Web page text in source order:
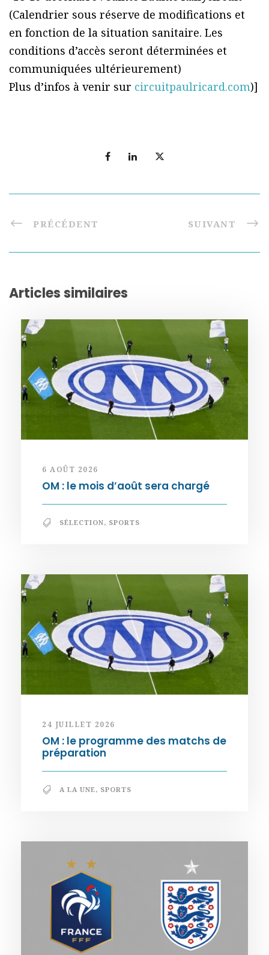
(Calendrier sous réserve de modifications et
en fonction de la situation sanitaire. Les
conditions d’accès seront déterminées et
communiquées ultérieurement)
Plus d’infos à venir sur circuitpaulricard.com)]
PRÉCÉDENT SUIVANT
Articles similaires
6 AOÛT 2026
OM : le mois d’août sera chargé
SÉLECTION, SPORTS
24 JUILLET 2026
OM : le programme des matchs de
préparation
A LA UNE, SPORTS